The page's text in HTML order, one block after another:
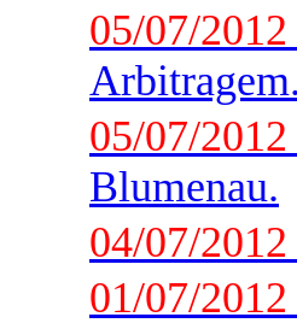
05/07/2012
Arbitragem.
05/07/2012
Blumenau.
04/07/2012
01/07/2012